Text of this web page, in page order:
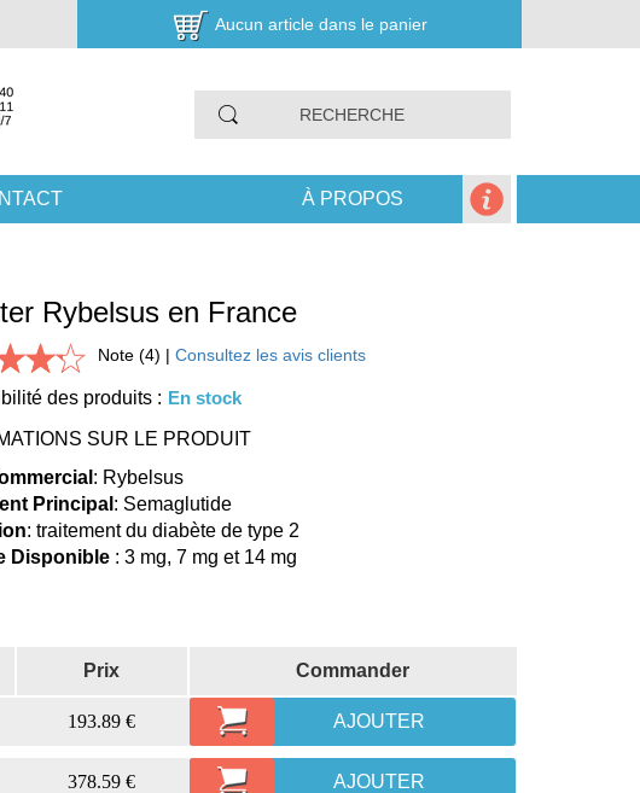
Aucun article dans le panier
À PROPOS
Rybelsus en France
Note (4) | Consultez les avis clients
des produits : En stock
SUR LE PRODUIT
: Rybelsus
Principal : Semaglutide
: traitement du diabète de type 2
Disponible : 3 mg, 7 mg et 14 mg
Prix Commander
193.89 € AJOUTER
378.59 € AJOUTER